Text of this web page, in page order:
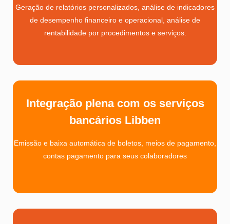
Geração de relatórios personalizados, análise de indicadores
de desempenho financeiro e operacional, análise de
rentabilidade por procedimentos e serviços.
Integração plena com os serviços
bancários Libben
Emissão e baixa automática de boletos, meios de pagamento,
contas pagamento para seus colaboradores